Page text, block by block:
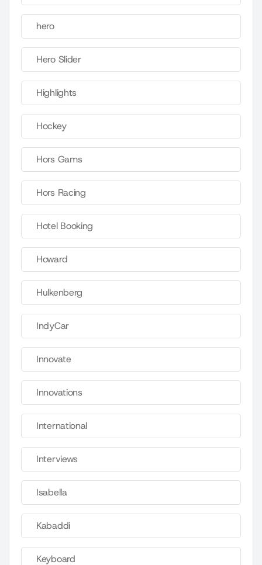
hero
Hero Slider
Highlights
Hockey
Hors Gams
Hors Racing
Hotel Booking
Howard
Hulkenberg
IndyCar
Innovate
Innovations
International
Interviews
Isabella
Kabaddi
Keyboard